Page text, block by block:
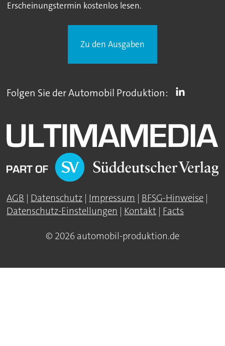
Erscheinungstermin kostenlos lesen.
Zu den Ausgaben
Folgen Sie der Automobil Produktion:
AGB | Datenschutz | Impressum | BFSG-Hinweise |
Datenschutz-Einstellungen | Kontakt | Facts
© 2026 automobil-produktion.de